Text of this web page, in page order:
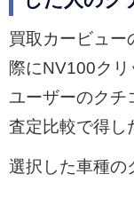
買取カービュー
際にNV100ク
ユーザーのクチ
査定比較で得し
選択した車種の